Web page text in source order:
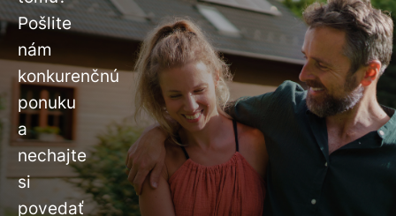
Pošlite
nám
konkurenčnú
ponuku
a
nechajte
si
povedať